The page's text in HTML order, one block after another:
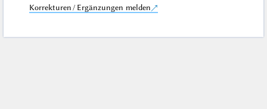
Korrekturen / Ergänzungen melden